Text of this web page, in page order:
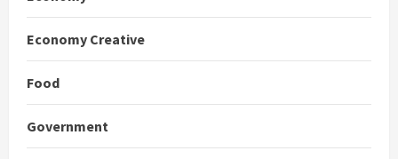
Economy Creative
Food
Government